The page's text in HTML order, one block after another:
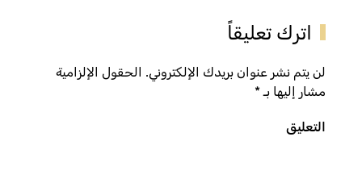
اترك تعليقاً
لن يتم نشر عنوان بريدك الإلكتروني. الحقول الإلزامية
مشار إليها بـ*
التعليق